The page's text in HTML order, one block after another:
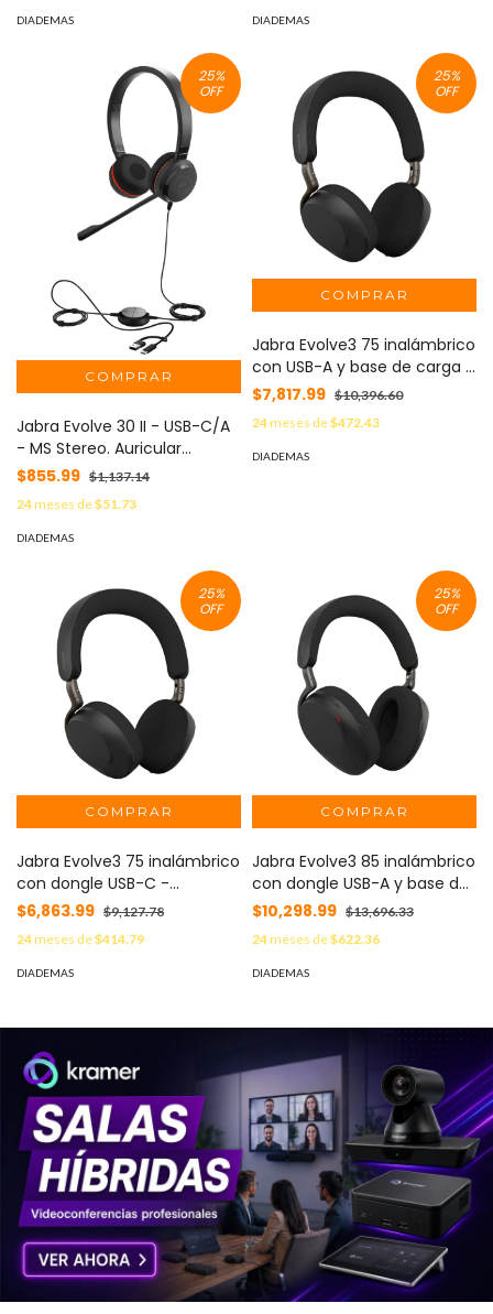
DIADEMAS DIADEMAS
25%
OFF
Jabra Evolve 30 II - USB-C/A
- MS Stereo. Auricular
profesional con
conectividad flexible y gran
calidad de sonido para
llamadas y música
$855.99 $1,137.14
24meses de$51.73
DIADEMAS
25%
OFF
Jabra Evolve3 75 inalámbrico
con USB-A y base de carga -
certificado para Teams,
y audio premium híbrido
$7,817.99 $10,396.60
24meses de$472.43
DIADEMAS
25%
OFF
Jabra Evolve3 75 inalámbrico
con dongle USB-C -
certificado para Teams,
ANC, micrófonos avanzados
y audio premium híbrido
$6,863.99 $9,127.78
24meses de$414.79
DIADEMAS
25%
OFF
Jabra Evolve3 85 inalámbrico
con dongle USB-A y base de
carga - certificado para
Teams, ANC y audio
premium híbrido
$10,298.99 $13,696.33
24meses de$622.36
DIADEMAS